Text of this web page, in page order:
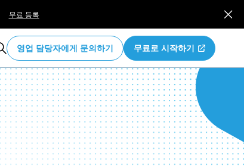
무료 등록
영업 담당자에게 문의하기 무료로 시작하기